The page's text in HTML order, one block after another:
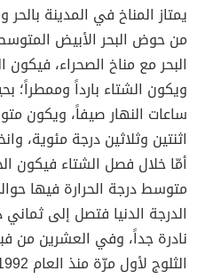
يمتاز المناخ في المدينة
من حوض البحر الأبيض
البحر مع مناخ الصحراء، فيكون
ويكون الشتاء بارداً وممطراً؛
ساعات النهار صيفاً، ويكون
اثنتين وثلاثين درجة مئوية،
أمّا خلال فصل الشتاء فيكون
متوسط درجة الحرارة فيها
الدرجة الدنيا فتصل إلى
الثلوج لأول مرّة منذ العام 1992م.